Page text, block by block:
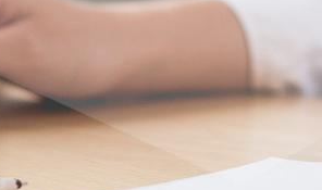
储料仓滑模
筒仓滑模
荣誉资质 知识百科